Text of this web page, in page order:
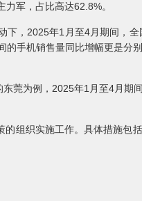
军，占比高达62.8%。
，2025年1月至4月期间，
手机销售量同比增幅更是分
莞为例，2025年1月至4月期
组织实施工作。具体措施包